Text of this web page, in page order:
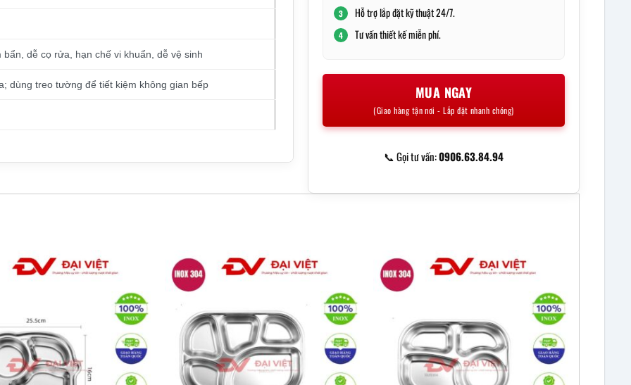
bẩn, dễ cọ rửa, hạn chế vi khuẩn, dễ vệ sinh
dùng treo tường để tiết kiệm không gian bếp
3 Hỗ trợ lắp đặt kỹ thuật 24/7.
4 Tư vấn thiết kế miễn phí.
MUA NGAY
(Giao hàng tận nơi - Lắp đặt nhanh chóng)
📞 Gọi tư vấn:0906.63.84.94